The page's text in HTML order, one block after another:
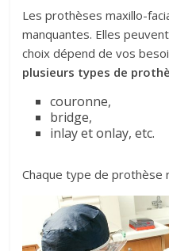
Les prothèses maxillo-
manquantes. Elles
choix dépend de vos
plusieurs types de
couronne,
bridge,
inlay et onlay, etc.
Chaque type de prothèse